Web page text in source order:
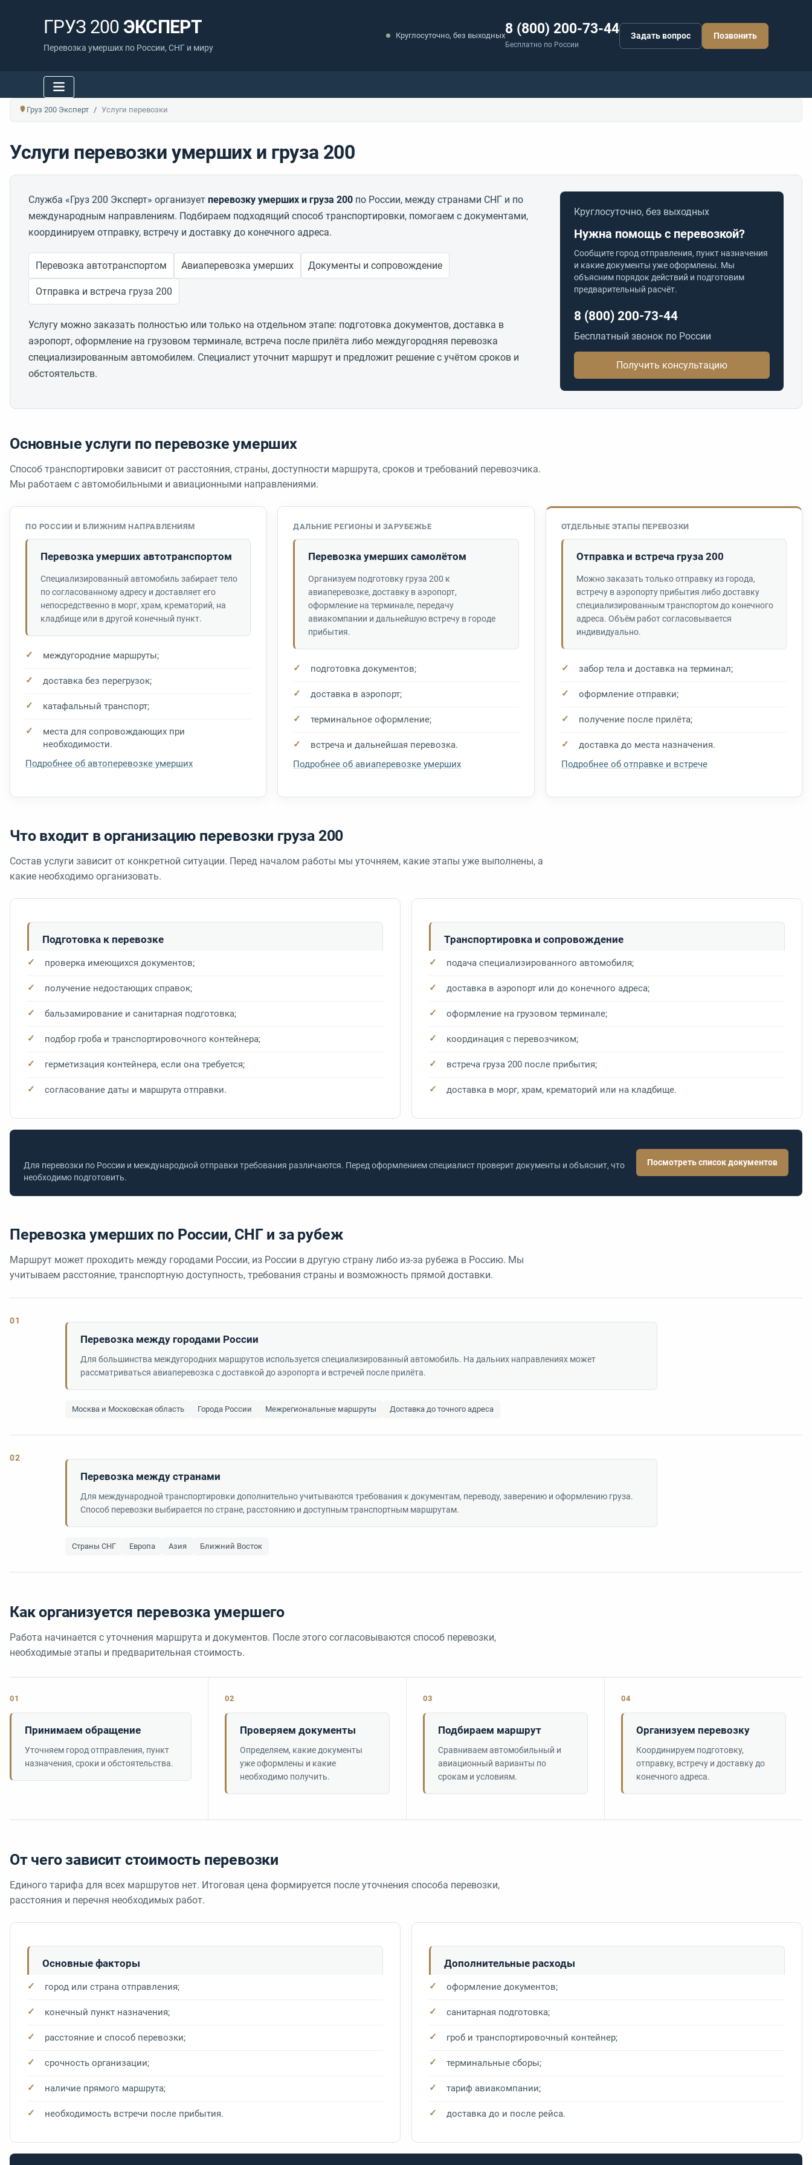
ГРУЗ 200 ЭКСПЕРТ
Перевозка умерших по России, СНГ и миру
Круглосуточно, без выходных8 (800) 200-73-44
Бесплатно по России
Задать вопрос Позвонить
Груз 200 Эксперт Услуги перевозки
Услуги перевозки умерших и груза 200
Служба «Груз 200 Эксперт» организует перевозку умерших и груза 200 по России, между странами СНГ и по
международным направлениям. Подбираем подходящий способ транспортировки, помогаем с документами,
координируем отправку, встречу и доставку до конечного адреса.
Перевозка автотранспортом Авиаперевозка умерших Документы и сопровождение
Отправка и встреча груза 200
Услугу можно заказать полностью или только на отдельном этапе: подготовка документов, доставка в
аэропорт, оформление на грузовом терминале, встреча после прилёта либо междугородняя перевозка
специализированным автомобилем. Специалист уточнит маршрут и предложит решение с учётом сроков и
обстоятельств.
Круглосуточно, без выходных
Нужна помощь с перевозкой?
Сообщите город отправления, пункт назначения
и какие документы уже оформлены. Мы
объясним порядок действий и подготовим
предварительный расчёт.
8 (800) 200-73-44
Бесплатный звонок по России
Получить консультацию
Основные услуги по перевозке умерших
Способ транспортировки зависит от расстояния, страны, доступности маршрута, сроков и требований перевозчика.
Мы работаем с автомобильными и авиационными направлениями.
ПО РОССИИ И БЛИЖНИМ НАПРАВЛЕНИЯМ
Перевозка умерших автотранспортом
Специализированный автомобиль забирает тело
по согласованному адресу и доставляет его
непосредственно в морг, храм, крематорий, на
кладбище или в другой конечный пункт.
междугородние маршруты;
доставка без перегрузок;
катафальный транспорт;
места для сопровождающих при
необходимости.
Подробнее об автоперевозке умерших
ДАЛЬНИЕ РЕГИОНЫ И ЗАРУБЕЖЬЕ
Перевозка умерших самолётом
Организуем подготовку груза 200 к
авиаперевозке, доставку в аэропорт,
оформление на терминале, передачу
авиакомпании и дальнейшую встречу в городе
прибытия.
подготовка документов;
доставка в аэропорт;
терминальное оформление;
встреча и дальнейшая перевозка.
Подробнее об авиаперевозке умерших
ОТДЕЛЬНЫЕ ЭТАПЫ ПЕРЕВОЗКИ
Отправка и встреча груза 200
Можно заказать только отправку из города,
встречу в аэропорту прибытия либо доставку
специализированным транспортом до конечного
адреса. Объём работ согласовывается
индивидуально.
забор тела и доставка на терминал;
оформление отправки;
получение после прилёта;
доставка до места назначения.
Подробнее об отправке и встрече
Что входит в организацию перевозки груза 200
Состав услуги зависит от конкретной ситуации. Перед началом работы мы уточняем, какие этапы уже выполнены, а
какие необходимо организовать.
Подготовка к перевозке
проверка имеющихся документов;
получение недостающих справок;
бальзамирование и санитарная подготовка;
подбор гроба и транспортировочного контейнера;
герметизация контейнера, если она требуется;
согласование даты и маршрута отправки.
Транспортировка и сопровождение
подача специализированного автомобиля;
доставка в аэропорт или до конечного адреса;
оформление на грузовом терминале;
координация с перевозчиком;
встреча груза 200 после прибытия;
доставка в морг, храм, крематорий или на кладбище.
Для перевозки по России и международной отправки требования различаются. Перед оформлением специалист проверит документы и объяснит, что
необходимо подготовить.
Посмотреть список документов
Перевозка умерших по России, СНГ и за рубеж
Маршрут может проходить между городами России, из России в другую страну либо из-за рубежа в Россию. Мы
учитываем расстояние, транспортную доступность, требования страны и возможность прямой доставки.
01
Перевозка между городами России
Для большинства междугородних маршрутов используется специализированный автомобиль. На дальних направлениях может
рассматриваться авиаперевозка с доставкой до аэропорта и встречей после прилёта.
Москва и Московская область Города России Межрегиональные маршруты Доставка до точного адреса
02
Перевозка между странами
Для международной транспортировки дополнительно учитываются требования к документам, переводу, заверению и оформлению груза.
Способ перевозки выбирается по стране, расстоянию и доступным транспортным маршрутам.
Страны СНГ Европа Азия Ближний Восток
Как организуется перевозка умершего
Работа начинается с уточнения маршрута и документов. После этого согласовываются способ перевозки,
необходимые этапы и предварительная стоимость.
01
Принимаем обращение
Уточняем город отправления, пункт
назначения, сроки и обстоятельства.
02
Проверяем документы
Определяем, какие документы
уже оформлены и какие
необходимо получить.
03
Подбираем маршрут
Сравниваем автомобильный и
авиационный варианты по
срокам и условиям.
04
Организуем перевозку
Координируем подготовку,
отправку, встречу и доставку до
конечного адреса.
От чего зависит стоимость перевозки
Единого тарифа для всех маршрутов нет. Итоговая цена формируется после уточнения способа перевозки,
расстояния и перечня необходимых работ.
Основные факторы
город или страна отправления;
конечный пункт назначения;
расстояние и способ перевозки;
срочность организации;
наличие прямого маршрута;
необходимость встречи после прибытия.
Дополнительные расходы
оформление документов;
санитарная подготовка;
гроб и транспортировочный контейнер;
терминальные сборы;
тариф авиакомпании;
доставка до и после рейса.